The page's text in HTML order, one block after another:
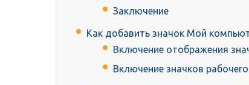
Заключение
Как добавить значок Мой
Включение отображения
Включение значков